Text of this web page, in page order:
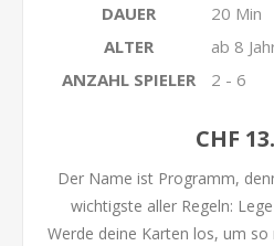
DAUER
20 Min
ALTER
ab 8
ANZAHL SPIELER
2 - 6
CHF
Der Name ist Programm,
wichtigste aller Regeln:
Werde deine Karten los, um